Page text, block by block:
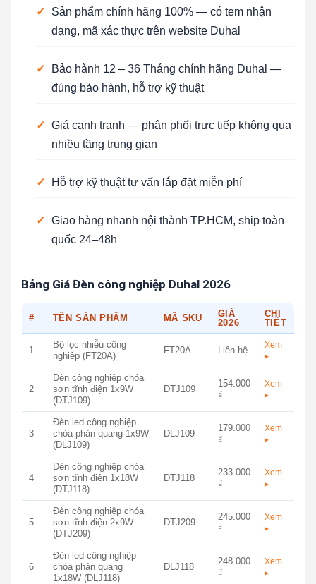
✓
Sản phẩm chính hãng 100% — có tem nhận
dạng, mã xác thực trên website Duhal
✓
Bảo hành 12 – 36 Tháng chính hãng Duhal —
đúng bảo hành, hỗ trợ kỹ thuật
✓ Giá cạnh tranh — phân phối trực tiếp không qua
nhiều tầng trung gian
✓ Hỗ trợ kỹ thuật tư vấn lắp đặt miễn phí
✓ Giao hàng nhanh nội thành TP.HCM, ship toàn
quốc 24–48h
Bảng Giá Đèn công nghiệp Duhal 2026
# TÊN SẢN PHẨM MÃ SKU
GIÁ
2026
CHI
TIẾT
1
Bộ lọc nhiễu công
nghiệp (FT20A)
FT20A Liên hệ
Xem
▸
2
Đèn công nghiệp chóa
sơn tĩnh điện 1x9W
(DTJ109)
DTJ109
154.000
₫
Xem
▸
3
Đèn led công nghiệp
chóa phản quang 1x9W
(DLJ109)
DLJ109
179.000
₫
Xem
▸
4
Đèn công nghiệp chóa
sơn tĩnh điện 1x18W
(DTJ118)
DTJ118
233.000
₫
Xem
▸
5
Đèn công nghiệp chóa
sơn tĩnh điện 2x9W
(DTJ209)
DTJ209
245.000
₫
Xem
▸
6
Đèn led công nghiệp
chóa phản quang
1x18W (DLJ118)
DLJ118
248.000
₫
Xem
▸